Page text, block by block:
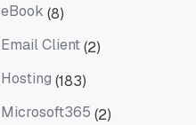
eBook (8)
Email Client(2)
Hosting (183)
Microsoft365 (2)